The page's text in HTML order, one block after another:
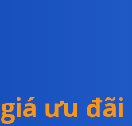
giá ưu đãi